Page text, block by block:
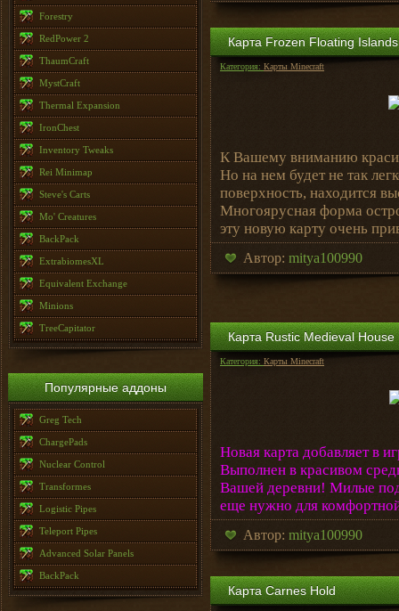
Forestry
RedPower 2
ThaumCraft
MystCraft
Thermal Expansion
IronChest
Inventory Tweaks
Rei Minimap
Steve's Carts
Mo' Creatures
BackPack
ExtrabiomesXL
Equivalent Exchange
Minions
TreeCapitator
Популярные аддоны
Greg Tech
ChargePads
Nuclear Control
Transformes
Logistic Pipes
Teleport Pipes
Advanced Solar Panels
BackPack
Карта Frozen Floating Islands
Категория: Карты Minecraft
К Вашему вниманию
Но на нем будет не так
поверхность, находится
Многоярусная форма
эту новую карту очень
Автор: mitya100990
Карта Rustic Medieval House
Категория: Карты Minecraft
Новая карта добавляет в
Выполнен в красивом
Вашей деревни! Милые
еще нужно для
Автор: mitya100990
Карта Carnes Hold